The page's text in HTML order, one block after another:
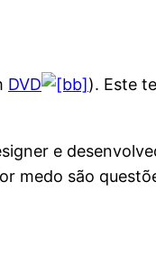
DVD
). Este
e
medo são